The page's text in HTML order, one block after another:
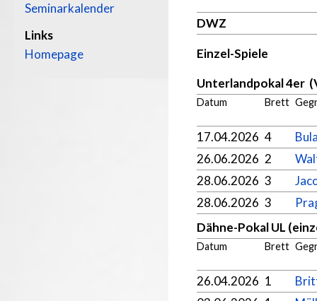
Seminarkalender
Links
Homepage
DWZ
Einzel-Spiele
Unterlandpokal 4er
Datum Brett
17.04.2026 4
26.06.2026 2
28.06.2026 3
28.06.2026 3
Dähne-Pokal UL
Datum Brett
26.04.2026 1